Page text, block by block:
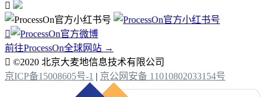


前往ProcessOn全球网站 →
 ©2020 北京大麦地信息技术有限公司
京ICP备15008605号-1 | 京公网安备 11010802033154号